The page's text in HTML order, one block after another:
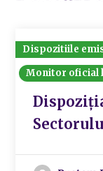
Dispozitiile
Monitor oficial